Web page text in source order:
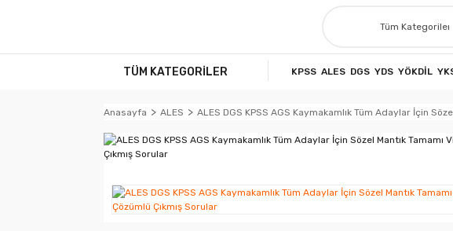
TÜM KATEGORİLER KPSS ALES DGS YDS YÖKDİL
Anasayfa ALES ALES DGS KPSS AGS Kaymakamlık Tüm Adaylar İçin